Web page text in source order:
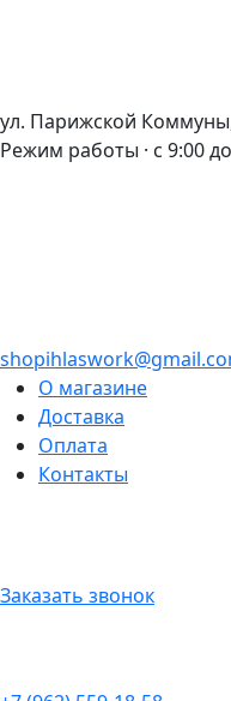
ул. Парижской
Режим работы · с 9:00
О магазине
Доставка
Оплата
Контакты
Заказать звонок